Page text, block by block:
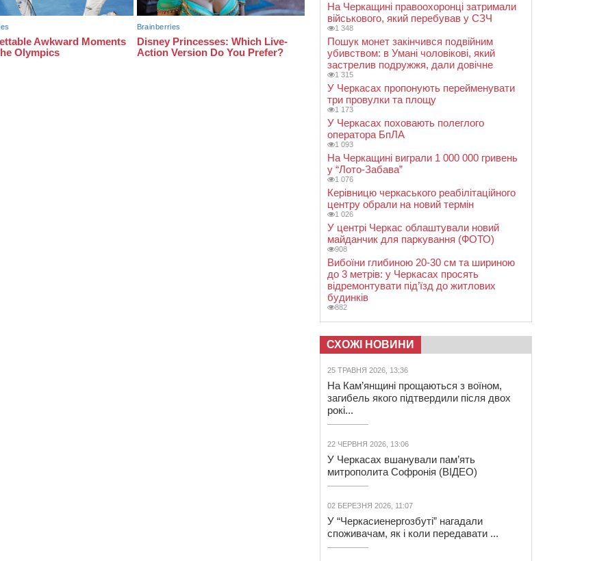
На Черкащині правоохоронці затримали
військового, який перебував у СЗЧ
1 348
Пошук монет закінчився подвійним
убивством: в Умані чоловікові, який
застрелив подружжя, дали довічне
1 315
У Черкасах пропонують перейменувати
три провулки та площу
1 173
У Черкасах поховають полеглого
оператора БпЛА
1 093
На Черкащині виграли 1 000 000 гривень
у “Лото-Забава”
1 076
Керівницю черкаського реабілітаційного
центру обрали на новий термін
1 026
У центрі Черкас облаштували новий
майданчик для паркування (ФОТО)
908
Вибоїни глибиною 20-30 см та шириною
до 3 метрів: у Черкасах просять
відремонтувати під’їзд до житлових
будинків
882
СХОЖІ НОВИНИ
25 ТРАВНЯ 2026, 13:36
На Кам’янщині прощаються з воїном,
загибель якого підтвердили після двох
рокі...
22 ЧЕРВНЯ 2026, 13:06
У Черкасах вшанували пам’ять
митрополита Софронія (ВІДЕО)
02 БЕРЕЗНЯ 2026, 11:07
У “Черкасиенергозбуті” нагадали
споживачам, як і коли передавати ...